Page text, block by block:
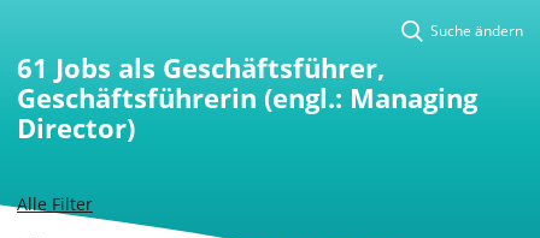
Alle Filter
Suche ändern
61 Jobs als Geschäftsführer,
Geschäftsführerin (engl.: Managing
Director)